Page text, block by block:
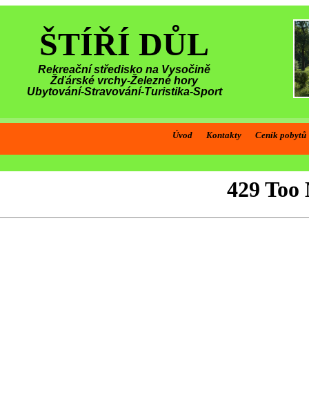
ŠTÍŘÍ DŮL
Rekreační středisko na Vysočině
Žďárské vrchy-Železné hory
Ubytování-Stravování-Turistika-Sport
Úvod Kontakty Ceník pobytů